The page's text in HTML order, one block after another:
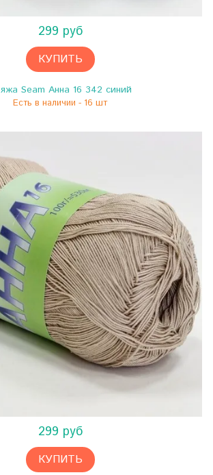
299 руб
КУПИТЬ
Seam Анна 16 342 синий
Есть в наличии - 16 шт
299 руб
КУПИТЬ